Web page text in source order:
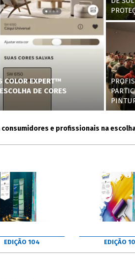
COLOR EXPERT™
DE CORES
e profissionais na escolha de
EDIÇÃO 104 EDIÇÃO